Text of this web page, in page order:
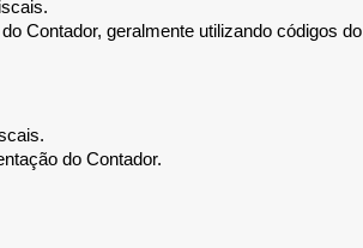
Contador, geralmente utilizando códigos
do Contador.